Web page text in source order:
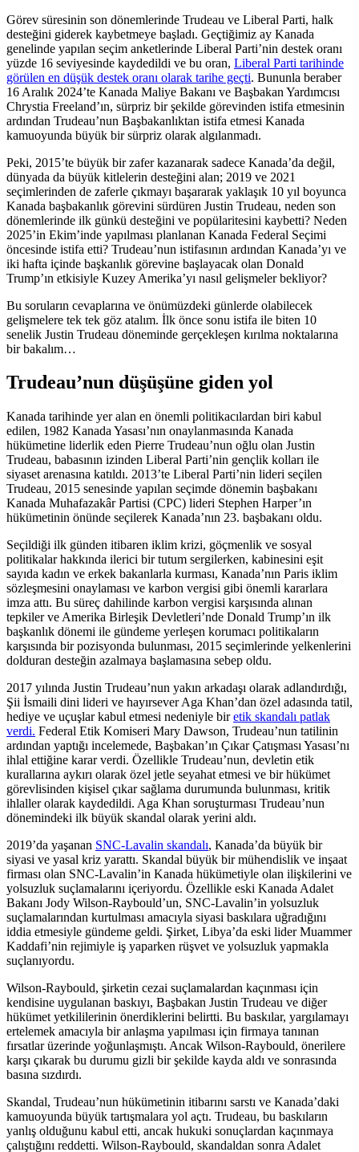
Görev süresinin son dönemlerinde Trudeau ve Liberal Parti, halk
desteğini giderek kaybetmeye başladı. Geçtiğimiz ay Kanada
genelinde yapılan seçim anketlerinde Liberal Parti’nin destek oranı
yüzde 16 seviyesinde kaydedildi ve bu oran, Liberal Parti tarihinde
görülen en düşük destek oranı olarak tarihe geçti. Bununla beraber
16 Aralık 2024’te Kanada Maliye Bakanı ve Başbakan Yardımcısı
Chrystia Freeland’ın, sürpriz bir şekilde görevinden istifa etmesinin
ardından Trudeau’nun Başbakanlıktan istifa etmesi Kanada
kamuoyunda büyük bir sürpriz olarak algılanmadı.
Peki, 2015’te büyük bir zafer kazanarak sadece Kanada’da değil,
dünyada da büyük kitlelerin desteğini alan; 2019 ve 2021
seçimlerinden de zaferle çıkmayı başararak yaklaşık 10 yıl boyunca
Kanada başbakanlık görevini sürdüren Justin Trudeau, neden son
dönemlerinde ilk günkü desteğini ve popülaritesini kaybetti? Neden
2025’in Ekim’inde yapılması planlanan Kanada Federal Seçimi
öncesinde istifa etti? Trudeau’nun istifasının ardından Kanada’yı ve
iki hafta içinde başkanlık görevine başlayacak olan Donald
Trump’ın etkisiyle Kuzey Amerika’yı nasıl gelişmeler bekliyor?
Bu soruların cevaplarına ve önümüzdeki günlerde olabilecek
gelişmelere tek tek göz atalım. İlk önce sonu istifa ile biten 10
senelik Justin Trudeau döneminde gerçekleşen kırılma noktalarına
bir bakalım…
Trudeau’nun düşüşüne giden yol
Kanada tarihinde yer alan en önemli politikacılardan biri kabul
edilen, 1982 Kanada Yasası’nın onaylanmasında Kanada
hükümetine liderlik eden Pierre Trudeau’nun oğlu olan Justin
Trudeau, babasının izinden Liberal Parti’nin gençlik kolları ile
siyaset arenasına katıldı. 2013’te Liberal Parti’nin lideri seçilen
Trudeau, 2015 senesinde yapılan seçimde dönemin başbakanı
Kanada Muhafazakâr Partisi (CPC) lideri Stephen Harper’ın
hükümetinin önünde seçilerek Kanada’nın 23. başbakanı oldu.
Seçildiği ilk günden itibaren iklim krizi, göçmenlik ve sosyal
politikalar hakkında ilerici bir tutum sergilerken, kabinesini eşit
sayıda kadın ve erkek bakanlarla kurması, Kanada’nın Paris iklim
sözleşmesini onaylaması ve karbon vergisi gibi önemli kararlara
imza attı. Bu süreç dahilinde karbon vergisi karşısında alınan
tepkiler ve Amerika Birleşik Devletleri’nde Donald Trump’ın ilk
başkanlık dönemi ile gündeme yerleşen korumacı politikaların
karşısında bir pozisyonda bulunması, 2015 seçimlerinde yelkenlerini
dolduran desteğin azalmaya başlamasına sebep oldu.
2017 yılında Justin Trudeau’nun yakın arkadaşı olarak adlandırdığı,
Şii İsmaili dini lideri ve hayırsever Aga Khan’dan özel adasında tatil,
hediye ve uçuşlar kabul etmesi nedeniyle biretik skandalı patlak
verdi. Federal Etik Komiseri Mary Dawson, Trudeau’nun tatilinin
ardından yaptığı incelemede, Başbakan’ın Çıkar Çatışması Yasası’nı
ihlal ettiğine karar verdi. Özellikle Trudeau’nun, devletin etik
kurallarına aykırı olarak özel jetle seyahat etmesi ve bir hükümet
görevlisinden kişisel çıkar sağlama durumunda bulunması, kritik
ihlaller olarak kaydedildi. Aga Khan soruşturması Trudeau’nun
dönemindeki ilk büyük skandal olarak yerini aldı.
2019’da yaşanan SNC-Lavalin skandalı, Kanada’da büyük bir
siyasi ve yasal kriz yarattı. Skandal büyük bir mühendislik ve inşaat
firması olan SNC-Lavalin’in Kanada hükümetiyle olan ilişkilerini ve
yolsuzluk suçlamalarını içeriyordu. Özellikle eski Kanada Adalet
Bakanı Jody Wilson-Raybould’un, SNC-Lavalin’in yolsuzluk
suçlamalarından kurtulması amacıyla siyasi baskılara uğradığını
iddia etmesiyle gündeme geldi. Şirket, Libya’da eski lider Muammer
Kaddafi’nin rejimiyle iş yaparken rüşvet ve yolsuzluk yapmakla
suçlanıyordu.
Wilson-Raybould, şirketin cezai suçlamalardan kaçınması için
kendisine uygulanan baskıyı, Başbakan Justin Trudeau ve diğer
hükümet yetkililerinin önerdiklerini belirtti. Bu baskılar, yargılamayı
ertelemek amacıyla bir anlaşma yapılması için firmaya tanınan
fırsatlar üzerinde yoğunlaşmıştı. Ancak Wilson-Raybould, önerilere
karşı çıkarak bu durumu gizli bir şekilde kayda aldı ve sonrasında
basına sızdırdı.
Skandal, Trudeau’nun hükümetinin itibarını sarstı ve Kanada’daki
kamuoyunda büyük tartışmalara yol açtı. Trudeau, bu baskıların
yanlış olduğunu kabul etti, ancak hukuki sonuçlardan kaçınmaya
çalıştığını reddetti. Wilson-Raybould, skandaldan sonra Adalet